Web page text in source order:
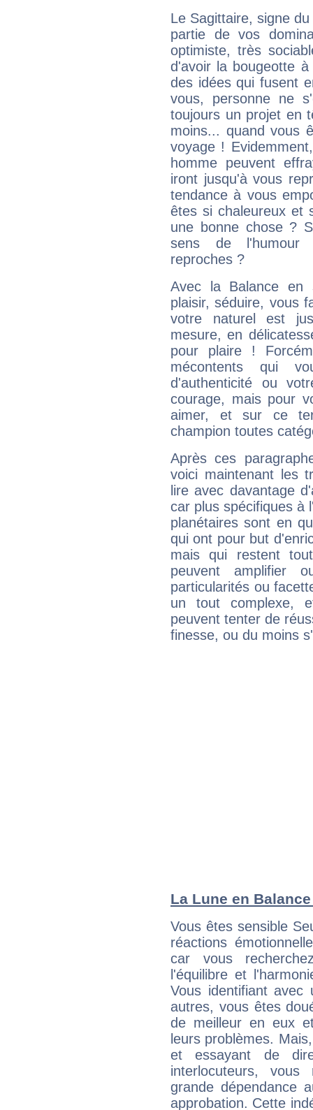
Le Sagittaire, signe
partie de vos
optimiste, très
d'avoir la bougeotte
des idées qui fusent
vous, personne ne
toujours un projet en
moins... quand vous
voyage !
homme peuvent
iront jusqu'à vous
tendance à vous
êtes si chaleureux et
une bonne chose ?
sens de l'humour
reproches ?
Avec la Balance en
plaisir, séduire, vous
votre naturel est
mesure, en
pour plaire !
mécontents qui
d'authenticité ou
courage, mais pour
aimer, et sur ce
champion toutes
Après ces
voici maintenant les
lire avec davantage
car plus spécifiques à
planétaires sont en
qui ont pour but
mais qui restent
peuvent amplifier
particularités ou
un tout complexe,
peuvent tenter de
finesse, ou du moins
La Lune en
Vous êtes sensible
réactions
car vous
l'équilibre et
Vous identifiant
autres, vous êtes
de meilleur en eux
leurs problèmes.
et essayant de
interlocuteurs,
grande dépendance
approbation. Cette